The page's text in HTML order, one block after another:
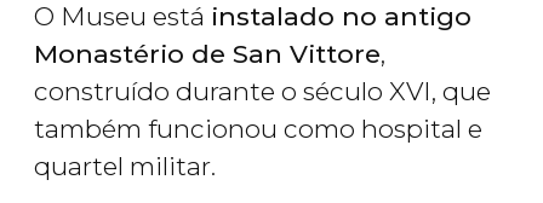
O Museu está instalado no antigo
Monastério de San Vittore,
construído durante o século XVI, que
também funcionou como hospital e
quartel militar.